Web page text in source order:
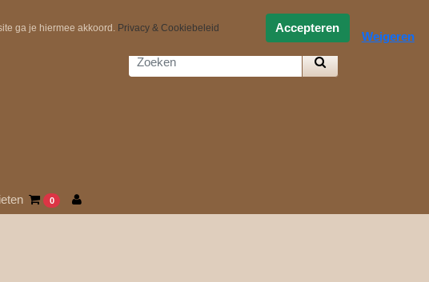
0
ga je hiermee akkoord. Privacy & Cookiebeleid Accepteren
Weigeren